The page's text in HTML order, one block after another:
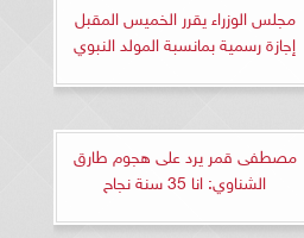
مجلس الوزراء يقرر الخميس المقبل
إجازة رسمية بمانسبة المولد النبوي
مصطفى قمر يرد على هجوم طارق
الشناوي: انا 35 سنة نجاح